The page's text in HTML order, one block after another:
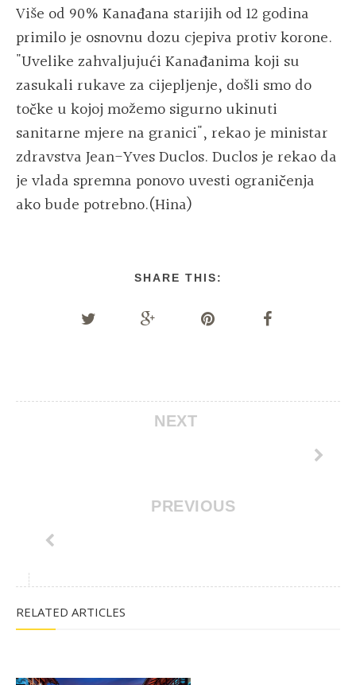
Više od 90% Kanađana starijih od 12 godina
primilo je osnovnu dozu cjepiva protiv korone.
"Uvelike zahvaljujući Kanađanima koji su
zasukali rukave za cijepljenje, došli smo do
točke u kojoj možemo sigurno ukinuti
sanitarne mjere na granici", rekao je ministar
zdravstva Jean-Yves Duclos. Duclos je rekao da
je vlada spremna ponovo uvesti ograničenja
ako bude potrebno.(Hina)
SHARE THIS:
NEXT
PREVIOUS
RELATED ARTICLES